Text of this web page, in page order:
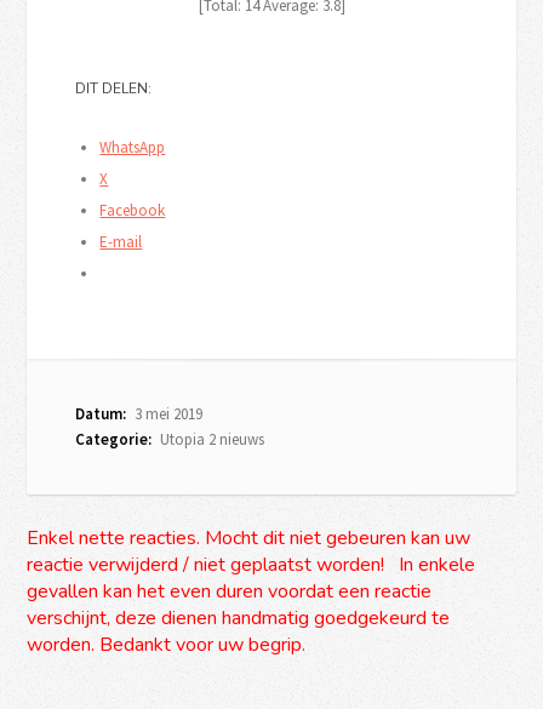
[Total: 14Average: 3.8]
DIT DELEN:
WhatsApp
X
Facebook
E-mail
Datum: 3 mei 2019
Categorie: Utopia 2 nieuws
Enkel nette reacties. Mocht dit niet gebeuren kan uw
reactie verwijderd / niet geplaatst worden! In enkele
gevallen kan het even duren voordat een reactie
verschijnt, deze dienen handmatig goedgekeurd te
worden. Bedankt voor uw begrip.